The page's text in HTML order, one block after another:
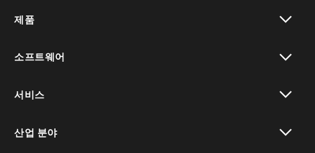
제품
소프트웨어
서비스
산업 분야